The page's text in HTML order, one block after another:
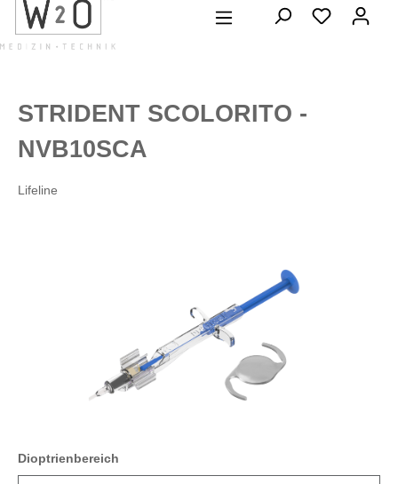
springen
STRIDENT SCOLORITO -
NVB10SCA
Lifeline
Dioptrienbereich